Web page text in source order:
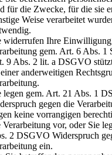
für die Zwecke, für die sie
Weise verarbeitet
widerrufen Ihre
gem. Art. 6 Abs. 1
9 Abs. 2 lit. a DSGVO
anderweitigen
legen gem. Art. 21 Abs. 1
gegen die
keine vorrangigen
Verarbeitung vor, oder Sie
2 DSGVO Widerspruch
ein.